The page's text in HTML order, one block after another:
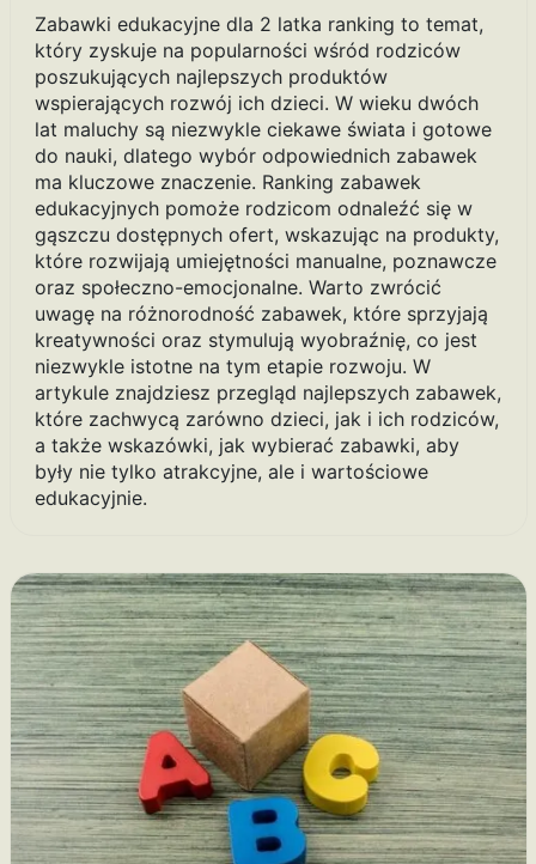
Zabawki edukacyjne dla 2 latka ranking to temat,
który zyskuje na popularności wśród rodziców
poszukujących najlepszych produktów
wspierających rozwój ich dzieci. W wieku dwóch
lat maluchy są niezwykle ciekawe świata i gotowe
do nauki, dlatego wybór odpowiednich zabawek
ma kluczowe znaczenie. Ranking zabawek
edukacyjnych pomoże rodzicom odnaleźć się w
gąszczu dostępnych ofert, wskazując na produkty,
które rozwijają umiejętności manualne, poznawcze
oraz społeczno-emocjonalne. Warto zwrócić
uwagę na różnorodność zabawek, które sprzyjają
kreatywności oraz stymulują wyobraźnię, co jest
niezwykle istotne na tym etapie rozwoju. W
artykule znajdziesz przegląd najlepszych zabawek,
które zachwycą zarówno dzieci, jak i ich rodziców,
a także wskazówki, jak wybierać zabawki, aby
były nie tylko atrakcyjne, ale i wartościowe
edukacyjnie.